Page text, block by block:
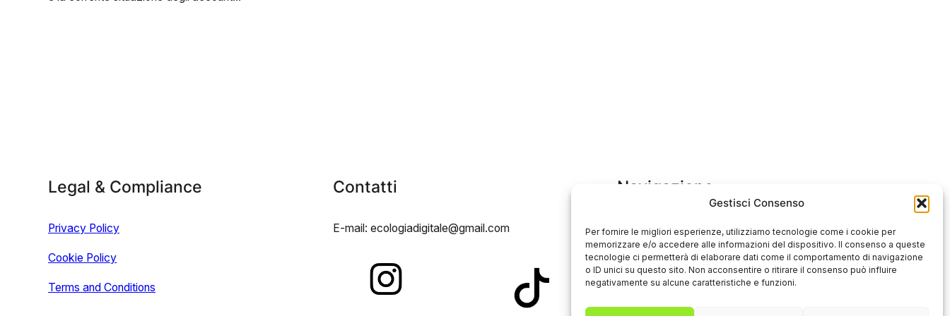
Gestisci Consenso
Per fornire le migliori esperienze, utilizziamo tecnologie come i cookie per
memorizzare e/o accedere alle informazioni del dispositivo. Il consenso a queste
tecnologie ci permetterà di elaborare dati come il comportamento di navigazione
o ID unici su questo sito. Non acconsentire o ritirare il consenso può influire
negativamente su alcune caratteristiche e funzioni.
Legal & Compliance
Privacy Policy
Cookie Policy
Terms and Conditions
Contatti
E-mail: ecologiadigitale@gmail.com
Navigazione
Che cos’è ED?
Articoli
Eventi